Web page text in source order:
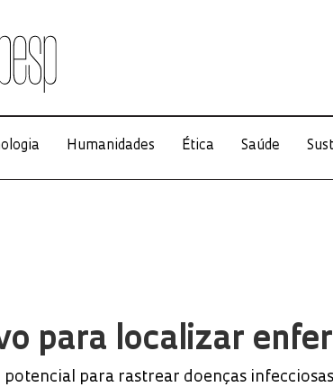
Humanidades Ética Saúde
para localizar
para rastrear doenças